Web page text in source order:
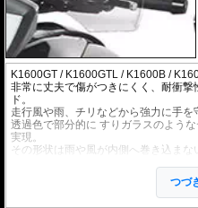
K1600GT / K1600GTL / K1600B /
非常に丈夫で傷がつきにくく、耐衝
ド。
走行風や雨、チリなどから強力に手を
透過色で部分的に すりガラスのよう
実現。
その形状は雨や風が内側へ巻き込ま
※ブラックは透過色では在りません。
※グリップヒーター搭載車にも設置可
※Wunderlich クルーズコントロール
つづ